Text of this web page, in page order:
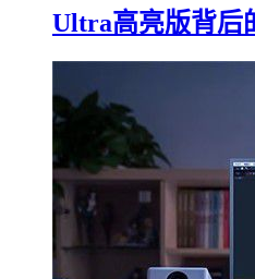
Ultra高亮版背后